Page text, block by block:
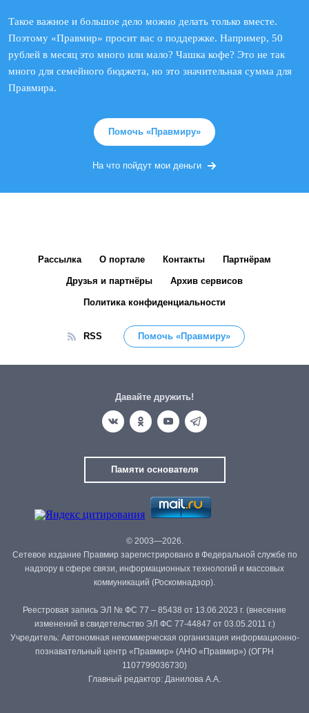
Такое важное и большое дело можно делать только вместе.
Поэтому «Правмир» просит вас о поддержке. Например, 50
рублей в месяц это много или мало? Чашка кофе? Это не так
много для семейного бюджета, но это значительная сумма для
Правмира.
Помочь «Правмиру»
На что пойдут мои деньги
Рассылка О портале Контакты Партнёрам
Друзья и партнёры Архив сервисов
Политика конфиденциальности
RSS Помочь «Правмиру»
Давайте дружить!
Памяти основателя
© 2003—2026.
Сетевое издание Правмир зарегистрировано в Федеральной службе по
надзору в сфере связи, информационных технологий и массовых
коммуникаций (Роскомнадзор).
Реестровая запись ЭЛ № ФС 77 – 85438 от 13.06.2023 г. (внесение
изменений в свидетельство ЭЛ ФС 77-44847 от 03.05.2011 г.)
Учредитель: Автономная некоммерческая организация информационно-
познавательный центр «Правмир» (АНО «Правмир») (ОГРН
1107799036730)
Главный редактор: Данилова А.А.